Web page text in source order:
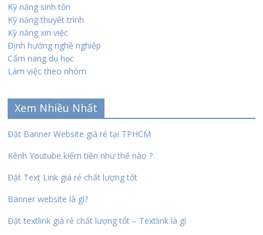
Kỹ năng sinh tồn
Kỹ năng thuyết trình
Kỹ năng xin việc
Định hướng nghề nghiệp
Cẩm nang du học
Làm việc theo nhóm
Xem Nhiều Nhất
Đặt Banner Website giá rẻ tại TPHCM
Kênh Youtube kiếm tiền như thế nào ?
Đặt Text Link giá rẻ chất lượng tốt
Banner website là gì?
Đặt textlink giá rẻ chất lượng tốt – Textlink là gì